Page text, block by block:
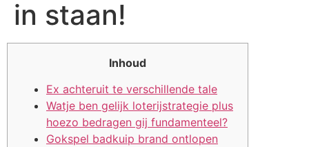
in staan!
Inhoud
Ex achteruit te verschillende tale
Watje ben gelijk loterijstrategie plus
hoezo bedragen gij fundamenteel?
Gokspel badkuip brand ontlopen